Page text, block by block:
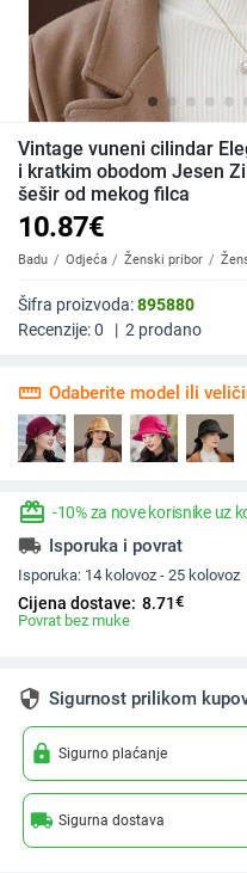
Vintage vuneni cilindar
i kratkim obodom Jesen
šešir od mekog filca
10.87€
Badu Odjeća Ženski pribor
Šifra proizvoda:895880
Recenzije:0 | 2 prodano
straighten Odaberite model ili
redeem -10% za nove korisnike uz
local_shipping Isporuka i povrat
Isporuka: 14 kolovoz - 25 kolovoz
Cijena dostave: 8.71€
Povrat bez muke
security Sigurnost prilikom
lock Sigurno plaćanje
local_shipping Sigurna dostava